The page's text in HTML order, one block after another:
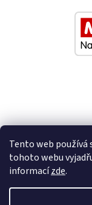
Tento web používá
tohoto webu
informacízde.